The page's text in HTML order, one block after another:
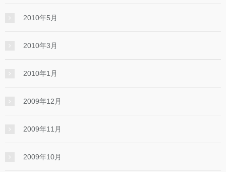
2010年5月
2010年3月
2010年1月
2009年12月
2009年11月
2009年10月